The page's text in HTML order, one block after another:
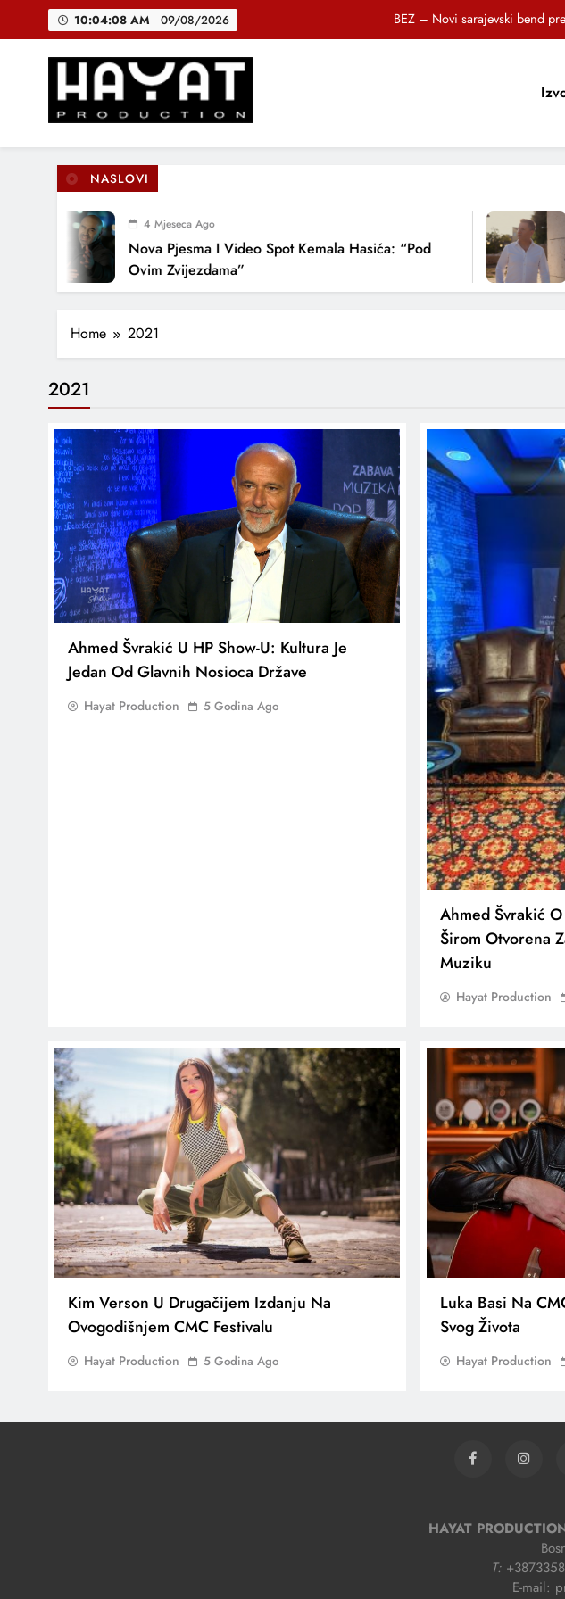
10:04:09 AM 09/08/2026
BEZ – Novi sarajevski bend
DJEČIJI HOR SUNCOKRETI KROZ
DJEČIJI HOR SUNCOKRETI KROZ
Hayat Production
Promocija domaće muzike
NASLOVI
4 Mjeseca Ago
Nova Pjesma I Video Spot Kemala Hasića: “Pod
Ovim Zvijezdama”
Home 2021
2021
Ahmed Švrakić U HP Show-U: Kultura Je
Jedan Od Glavnih Nosioca Države
Hayat Production 5 Godina Ago
Ahmed Švrakić
Širom Otvorena
Muziku
Hayat Production
Kim Verson U Drugačijem Izdanju Na
Ovogodišnjem CMC Festivalu
Hayat Production 5 Godina Ago
Luka Basi Na
Svog Života
Hayat Production
HAYAT
T:
E-mail: